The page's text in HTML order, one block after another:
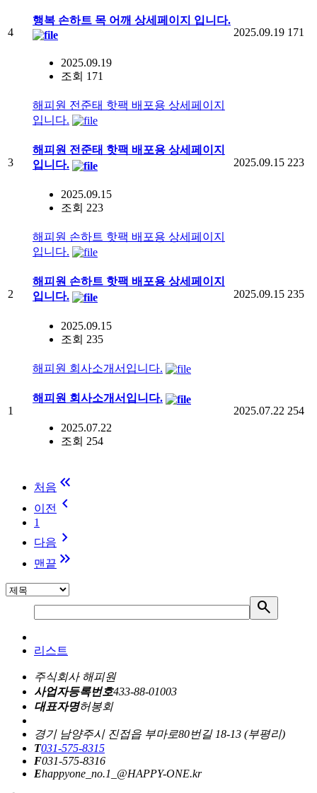
4
행복 손하트 목 어깨 상세페이지 입니다.
2025.09.19
조회 171
2025.09.19 171
3
해피원 전준태 핫팩 배포용 상세페이지
입니다.
해피원 전준태 핫팩 배포용 상세페이지
입니다.
2025.09.15
조회 223
2025.09.15 223
2
해피원 손하트 핫팩 배포용 상세페이지
입니다.
해피원 손하트 핫팩 배포용 상세페이지
입니다.
2025.09.15
조회 235
2025.09.15 235
1
해피원 회사소개서입니다.
해피원 회사소개서입니다.
2025.07.22
조회 254
2025.07.22 254
처음 keyboard_double_arrow_left
이전 keyboard_arrow_left
1
다음 keyboard_arrow_right
맨끝 keyboard_double_arrow_right
search
리스트
주식회사 해피원
사업자등록번호433-88-01003
대표자명허봉회
경기 남양주시 진접읍 부마로80번길 18-13 (부평리)
T031-575-8315
F031-575-8316
Ehappyone_no.1_@HAPPY-ONE.kr